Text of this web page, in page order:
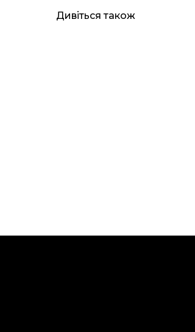
Дивіться також